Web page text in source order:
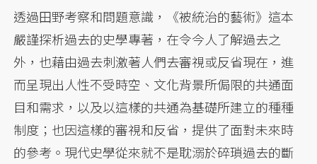
透過田野考察和問題意識，《被統治的藝術》這本
嚴謹探析過去的史學專著，在令今人了解過去之
外，也藉由過去刺激著人們去審視或反省現在，進
而呈現出人性不受時空、文化背景所侷限的共通面
目和需求，以及以這樣的共通為基礎所建立的種種
制度；也因這樣的審視和反省，提供了面對未來時
的參考。現代史學從來就不是耽溺於碎瑣過去的斷